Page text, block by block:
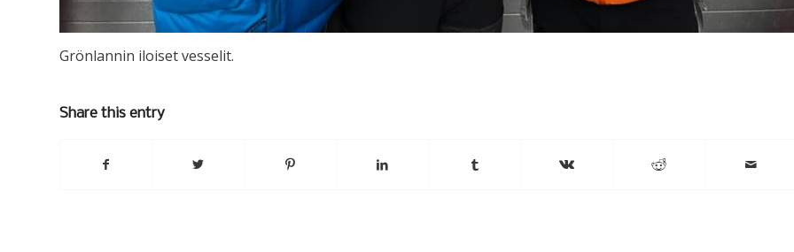
Grönlannin iloiset vesselit.
Share this entry